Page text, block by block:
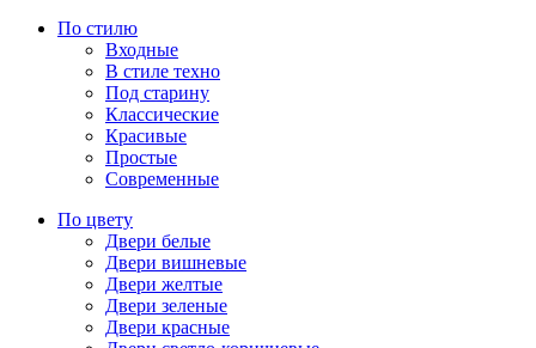
По стилю
Входные
В стиле техно
Под старину
Классические
Красивые
Простые
Современные
По цвету
Двери белые
Двери вишневые
Двери желтые
Двери зеленые
Двери красные